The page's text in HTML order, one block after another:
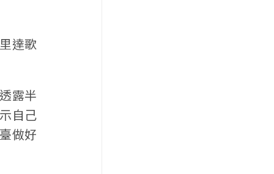
達歌
露半
自己
做好